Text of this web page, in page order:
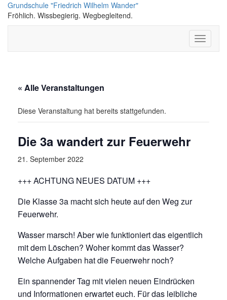
Skip
content
Grundschule "Friedrich Wilhelm Wander"
Fröhlich. Wissbegierig. Wegbegleitend.
Toggle
« Alle Veranstaltungen
Diese Veranstaltung hat bereits stattgefunden.
Die 3a wandert zur Feuerwehr
21. September 2022
+++ ACHTUNG NEUES DATUM +++
Die Klasse 3a macht sich heute auf den Weg zur
Feuerwehr.
Wasser marsch! Aber wie funktioniert das eigentlich
mit dem Löschen? Woher kommt das Wasser?
Welche Aufgaben hat die Feuerwehr noch?
Ein spannender Tag mit vielen neuen Eindrücken
und Informationen erwartet euch. Für das leibliche